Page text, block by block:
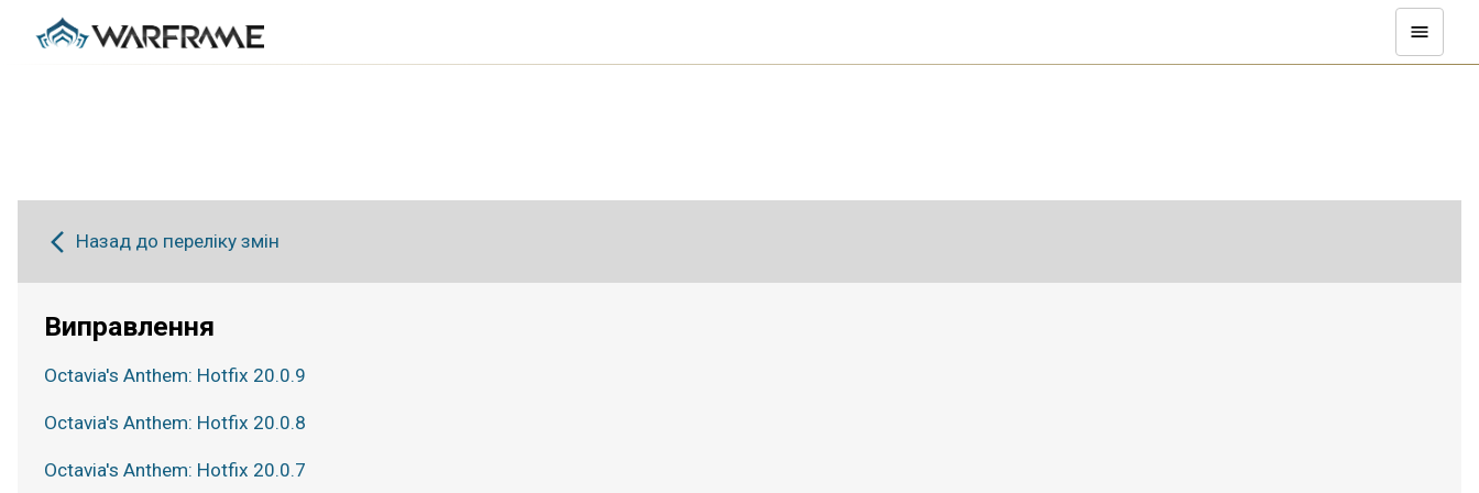
Назад до переліку змін
Виправлення
Octavia's Anthem: Hotfix 20.0.9
Octavia's Anthem: Hotfix 20.0.8
Octavia's Anthem: Hotfix 20.0.7